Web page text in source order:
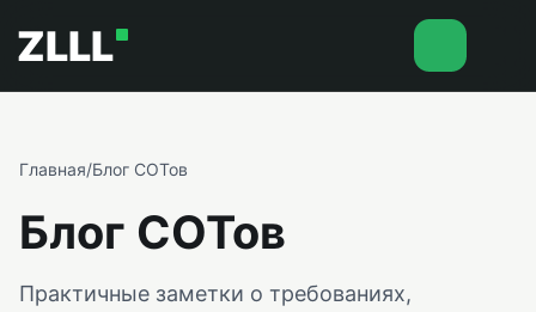
ZLLL
Главная/Блог СОТов
Блог СОТов
Практичные заметки о требованиях,